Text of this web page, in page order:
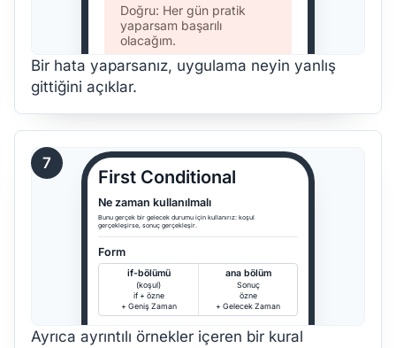
Doğru: Her gün pratik
yaparsam başarılı
olacağım.
Bir hata yaparsanız, uygulama neyin yanlış
gittiğini açıklar.
7
First Conditional
Ne zaman kullanılmalı
Bunu gerçek bir gelecek durumu için kullanırız: koşul
gerçekleşirse, sonuç gerçekleşir.
Form
if-bölümü
(koşul)
if + özne
+ Geniş Zaman
ana bölüm
Sonuç
özne
+ Gelecek Zaman
Ayrıca ayrıntılı örnekler içeren bir kural